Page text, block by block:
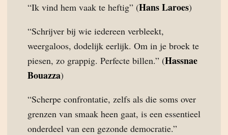
“Ik vind hem vaak te heftig” (Hans Laroes)
“Schrijver bij wie iedereen verbleekt,
weergaloos, dodelijk eerlijk. Om in je broek te
piesen, zo grappig. Perfecte billen.” (Hassnae
Bouazza)
“Scherpe confrontatie, zelfs als die soms over
grenzen van smaak heen gaat, is een essentieel
onderdeel van een gezonde democratie.”